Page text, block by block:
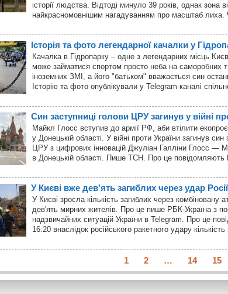
історії людства. Відтоді минуло 39 років, однак
найкрасномовнішим нагадуванням про масштаб
Історія та фото легендарної качалки у
Качалка в Гідропарку – одне з легендарних місць
може займатися спортом просто неба на саморобних
іноземних ЗМІ, а його "батьком" вважається син
Історію та фото опублікували у Telegram-каналі
Син заступниці голови ЦРУ загинув у війні
Майкл Глосс вступив до армії РФ, аби втілити
у Донецькій області. У війні проти України загинув
ЦРУ з цифрових інновацій Джуліан Галліни Глосс —
в Донецькій області. Пише ТСН. Про це
У Києві вже дев'ять загиблих через удар Росії
У Києві зросла кількість загиблих через комбіновану
дев'ять мирних жителів. Про це пише РБК-Україна з
надзвичайних ситуацій України в Telegram. Про це
16:20 внаслідок російського ракетного удару
1 2 … 14 15